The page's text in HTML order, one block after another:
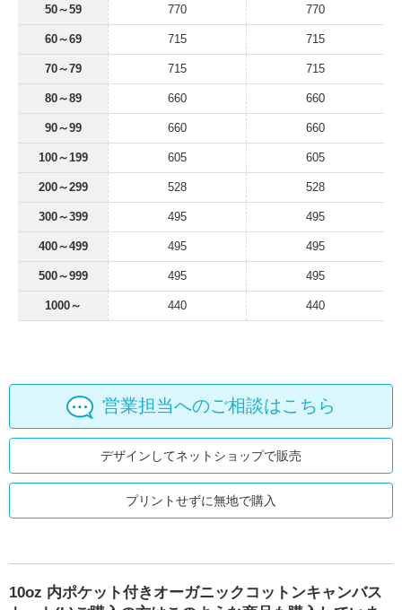
50～59 770 770
60～69 715 715
70～79 715 715
80～89 660 660
90～99 660 660
100～199 605 605
200～299 528 528
300～399 495 495
400～499 495 495
500～999 495 495
1000～ 440 440
営業担当へのご相談はこちら
デザインしてネットショップで販売
プリントせずに無地で購入
10oz 内ポケット付きオーガニックコットンキャンバス